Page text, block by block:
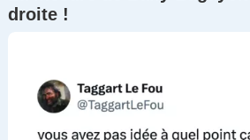
droite !